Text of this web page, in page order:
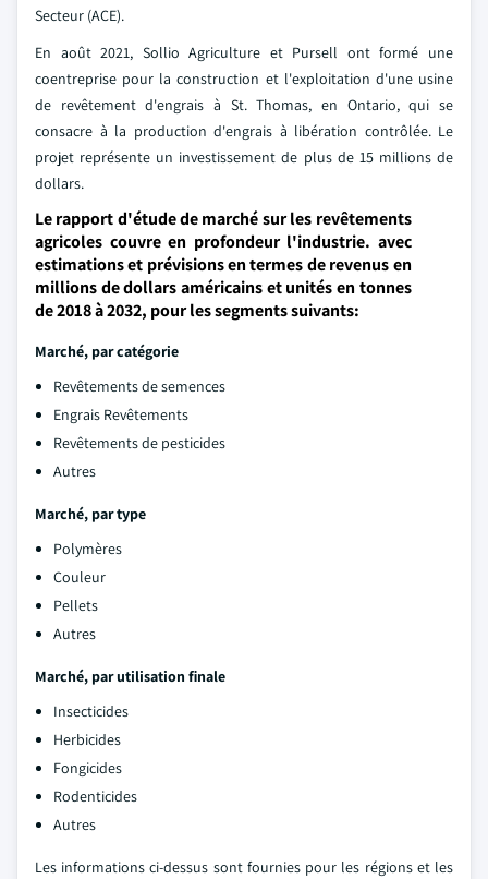
Secteur (ACE).
En août 2021, Sollio Agriculture et Pursell ont formé une
coentreprise pour la construction et l'exploitation d'une usine
de revêtement d'engrais à St. Thomas, en Ontario, qui se
consacre à la production d'engrais à libération contrôlée. Le
projet représente un investissement de plus de 15 millions de
dollars.
Le rapport d'étude de marché sur les revêtements
agricoles couvre en profondeur l'industrie. avec
estimations et prévisions en termes de revenus en
millions de dollars américains et unités en tonnes
de 2018 à 2032, pour les segments suivants:
Marché, par catégorie
Revêtements de semences
Engrais Revêtements
Revêtements de pesticides
Autres
Marché, par type
Polymères
Couleur
Pellets
Autres
Marché, par utilisation finale
Insecticides
Herbicides
Fongicides
Rodenticides
Autres
Les informations ci-dessus sont fournies pour les régions et les